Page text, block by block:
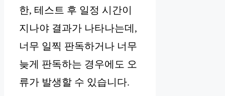
한, 테스트 후 일정 시간이
지나야 결과가 나타나는데,
너무 일찍 판독하거나 너무
늦게 판독하는 경우에도 오
류가 발생할 수 있습니다.